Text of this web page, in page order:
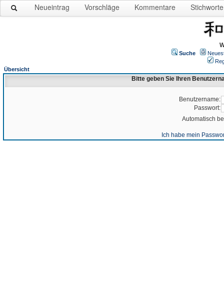
Neueintrag Vorschläge Kommentare Stichworte
Suche
Übersicht
Bitte geben Sie Ihren
Benutzername:
Passwort:
Automatisch
Ich habe mein